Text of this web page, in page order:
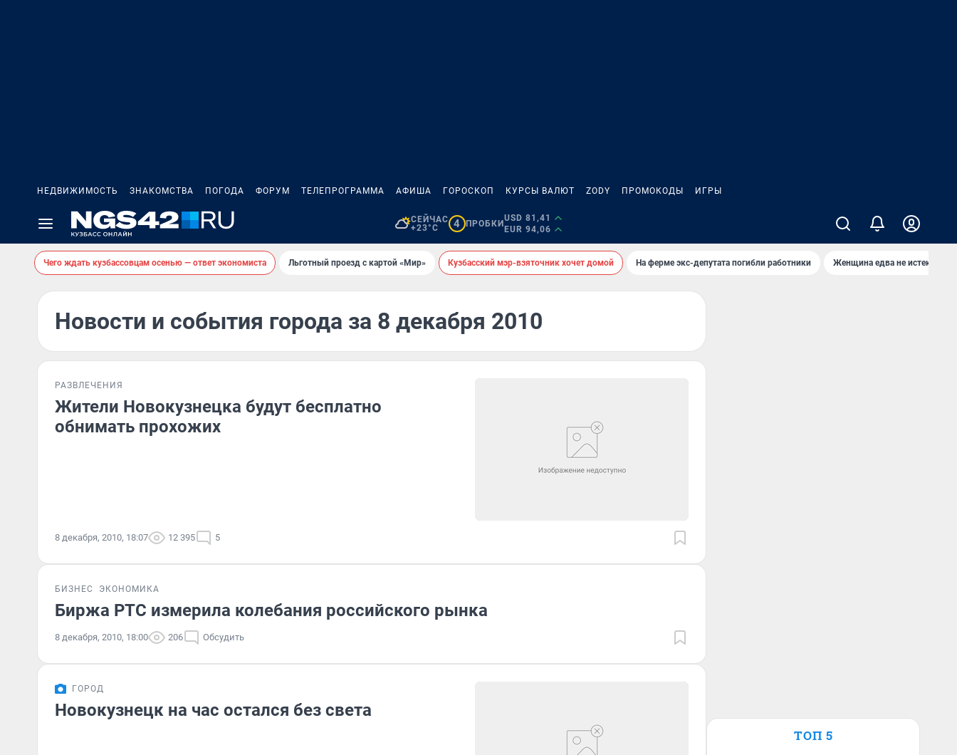
НЕДВИЖИМОСТЬ ЗНАКОМСТВА ПОГОДА ФОРУМ ТЕЛЕПРОГРАММА АФИША ГОРОСКОП КУРСЫ ВАЛЮТ ZODY ПРОМОКОДЫ ИГРЫ
СЕЙЧАС
+23°C
4 ПРОБКИ
USD 81,41
EUR 94,06
Чего ждать кузбассовцам осенью — ответ экономиста Льготный проезд с картой «Мир» Кузбасский мэр-взяточник хочет домой На ферме экс-депутата погибли работники Женщина едва не истекла
Новости и события города за 8 декабря 2010
РАЗВЛЕЧЕНИЯ
Жители Новокузнецка будут бесплатно
обнимать прохожих
8 декабря, 2010, 18:07 12 395 5
БИЗНЕС ЭКОНОМИКА
Биржа РТС измерила колебания российского рынка
8 декабря, 2010, 18:00 206 Обсудить
ГОРОД
Новокузнецк на час остался без света
ТОП 5